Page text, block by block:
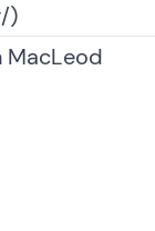
)
MacLeod